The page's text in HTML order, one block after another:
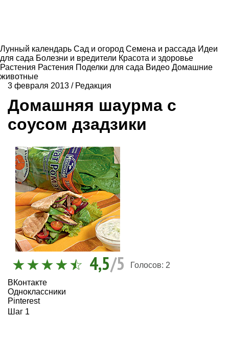
Лунный календарь Сад и огород Семена и рассада Идеи
для сада Болезни и вредители Красота и здоровье
Растения Растения Поделки для сада Видео Домашние
животные
3 февраля 2013 / Редакция
Домашняя шаурма с
соусом дзадзики
4,5/5 Голосов: 2
ВКонтакте
Одноклассники
Pinterest
Шаг 1